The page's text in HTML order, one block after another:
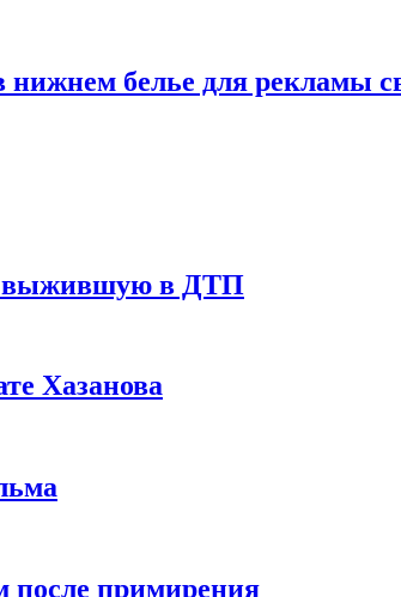
белье для рекламы
выжившую в ДТП
Хазанова
после примирения